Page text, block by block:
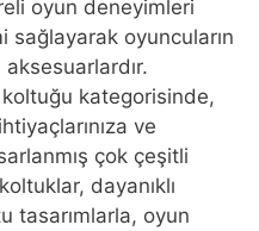
oyun deneyimleri
sağlayarak oyuncuların
aksesuarlardır.
koltuğu kategorisinde,
ve
çok çeşitli
dayanıklı
tasarımlarla, oyun